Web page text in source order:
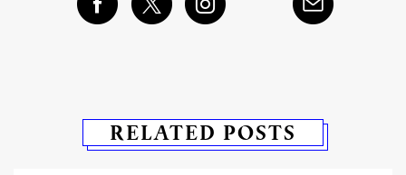
RELATED POSTS